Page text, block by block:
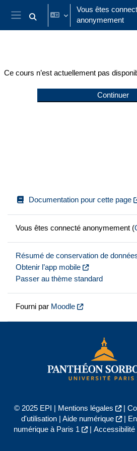
Passer au contenu principal
Panneau latéral
Activer/désactiver la saisie de
Vous êtes
anonymement
Ce cours n’est actuellement pas
Continuer
Documentation pour cette page
Vous êtes connecté anonymement (
Résumé de conservation de
Obtenir l’app mobile
Passer au thème standard
Fourni par Moodle
© 2025 EPI | Mentions légales |
d'utilisation| Aide numérique |
numérique à Paris 1
| Accessibilité